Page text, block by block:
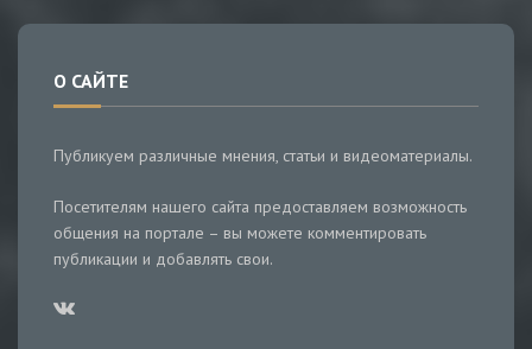
О САЙТЕ
Публикуем различные мнения, статьи и видеоматериалы.
Посетителям нашего сайта предоставляем возможность
общения на портале – вы можете комментировать
публикации и добавлять свои.